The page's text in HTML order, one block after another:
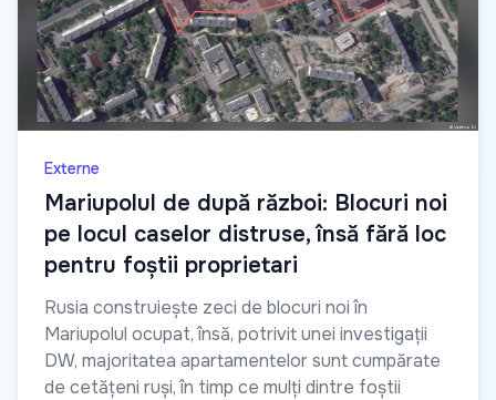
Externe
Mariupolul de după război: Blocuri noi
pe locul caselor distruse, însă fără loc
pentru foștii proprietari
Rusia construiește zeci de blocuri noi în
Mariupolul ocupat, însă, potrivit unei investigații
DW, majoritatea apartamentelor sunt cumpărate
de cetățeni ruși, în timp ce mulți dintre foștii